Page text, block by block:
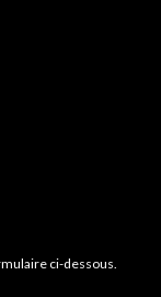
ci-dessous.